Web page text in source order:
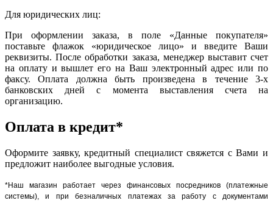
Для юридических лиц:
При оформлении заказа, в поле «Данные покупателя»
поставьте флажок «юридическое лицо» и введите Ваши
реквизиты. После обработки заказа, менеджер выставит счет
на оплату и вышлет его на Ваш электронный адрес или по
факсу. Оплата должна быть произведена в течение 3-х
банковских дней с момента выставления счета на
организацию.
Оплата в кредит*
Оформите заявку, кредитный специалист свяжется с Вами и
предложит наиболее выгодные условия.
*Наш магазин работает через финансовых посредников (платежные
системы), и при безналичных платежах за работу с документами